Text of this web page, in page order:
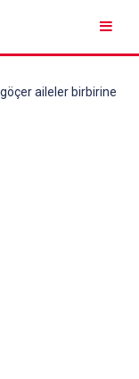
aileler birbirine